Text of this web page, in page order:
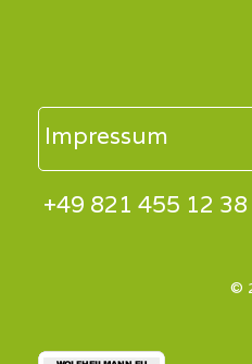
Impressum
+49 821 455 12 38
©